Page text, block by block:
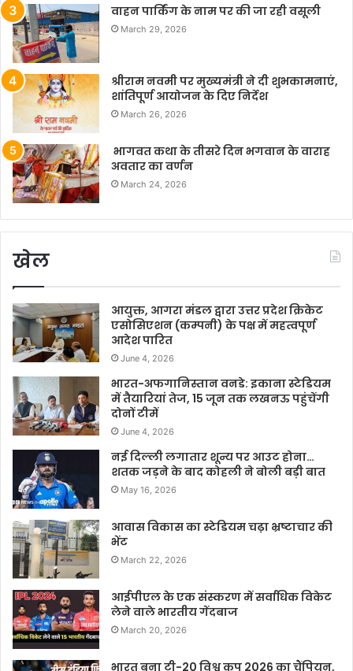
वाहन पार्किंग के नाम पर की जा रही वसूली
March 29, 2026
श्रीराम नवमी पर मुख्यमंत्री ने दी शुभकामनाएं,
शांतिपूर्ण आयोजन के दिए निर्देश
March 26, 2026
भागवत कथा के तीसरे दिन भगवान के वाराह
अवतार का वर्णन
March 24, 2026
खेल
आयुक्त, आगरा मंडल द्वारा उत्तर प्रदेश क्रिकेट
एसोसिएशन (कम्पनी) के पक्ष में महत्वपूर्ण
आदेश पारित
June 4, 2026
भारत-अफगानिस्तान वनडे: इकाना स्टेडियम
में तैयारियां तेज, 15 जून तक लखनऊ पहुंचेंगी
दोनों टीमें
June 4, 2026
नई दिल्ली लगातार शून्य पर आउट होना…
शतक जड़ने के बाद कोहली ने बोली बड़ी बात
May 16, 2026
आवास विकास का स्टेडियम चढ़ा भ्रष्टाचार की
भेंट
March 22, 2026
आईपीएल के एक संस्करण में सर्वाधिक विकेट
लेने वाले भारतीय गेंदबाज
March 20, 2026
भारत बना टी-20 विश्व कप 2026 का चैंपियन,